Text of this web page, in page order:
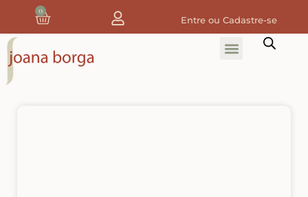
0
Entre ou Cadastre-se
Home